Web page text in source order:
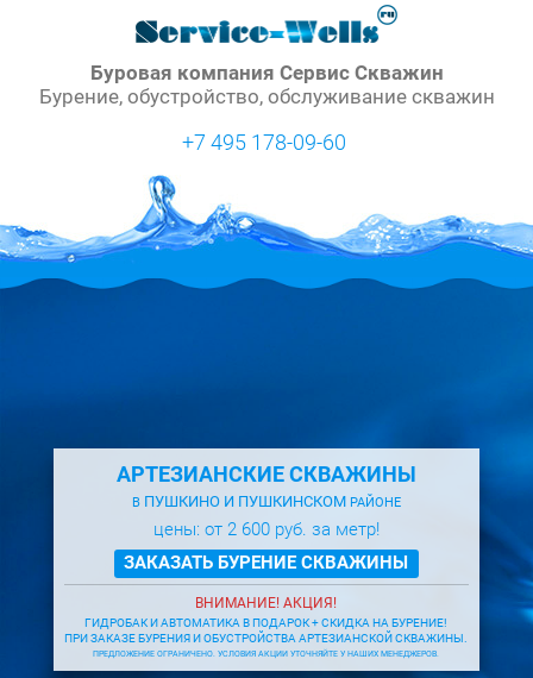
Буровая компания Сервис Скважин
Бурение, обустройство, обслуживание скважин
+7 495 178-09-60
АРТЕЗИАНСКИЕ СКВАЖИНЫ
ВПУШКИНО И ПУШКИНСКОМ РАЙОНЕ
цены: от 2 600 руб. за метр!
ЗАКАЗАТЬ БУРЕНИЕ СКВАЖИНЫ
ВНИМАНИЕ! АКЦИЯ!
ГИДРОБАК И АВТОМАТИКА В ПОДАРОК + СКИДКА НА БУРЕНИЕ!
ПРИ ЗАКАЗЕ БУРЕНИЯ И ОБУСТРОЙСТВА АРТЕЗИАНСКОЙ СКВАЖИНЫ.
ПРЕДЛОЖЕНИЕ ОГРАНИЧЕНО. УСЛОВИЯ АКЦИИ УТОЧНЯЙТЕ У НАШИХ МЕНЕДЖЕРОВ.